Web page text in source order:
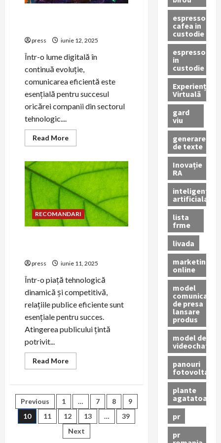
press iunie 12, 2025
Într-o lume digitală în
continuă evoluție,
comunicarea eficientă este
esențială pentru succesul
oricărei companii din sectorul
tehnologic....
Read MoreRead
more
evenimentelor
tech
în
strategiile
de
PR
RECOMANDARI
press iunie 11, 2025
Într-o piață tehnologică
dinamică și competitivă,
relațiile publice eficiente sunt
esențiale pentru succes.
Atingerea publicului țintă
potrivit...
Read MoreRead
more
colaborezi
mass-
media
specializată
în
tech
Paginație
articole
Previous 1 … 7 8
9
10
11 12 13 …
39
Next
espressor
cafea in
custodie
espressor
in
custodie
Experiență
Virtuală
gard
viu
generare
de texte
Inovație
RA
inteligenta
artificiala
lista
frme
livada
marketing
online
model
comunicat
de presa
lansare
produs
model de
videochat
panouri
fotovoltaice
plante
agatatoare
pr
pr